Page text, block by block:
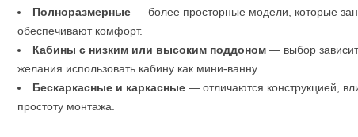
Полноразмерные— более просторные модели, которые
обеспечивают комфорт.
Кабины с низким или высоким поддоном— выбор зависит
желания использовать кабину как мини-ванну.
Бескаркасные и каркасные— отличаются конструкцией,
простоту монтажа.